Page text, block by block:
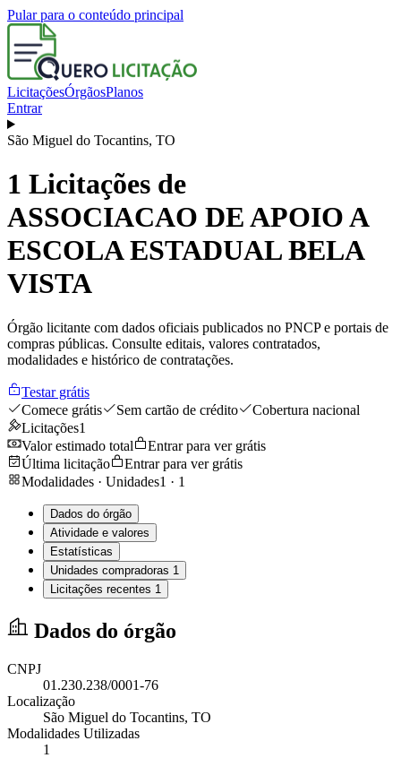
Pular para o conteúdo principal
LicitaçõesÓrgãosPlanos
Entrar
São Miguel do Tocantins, TO
1 Licitações de
ASSOCIACAO DE APOIO A
ESCOLA ESTADUAL BELA
VISTA
Órgão licitante com dados oficiais publicados no PNCP e portais de
compras públicas. Consulte editais, valores contratados,
modalidades e histórico de contratações.
Testar grátis
Comece grátis
Sem cartão de crédito
Cobertura nacional
Licitações1
Valor estimado total
Entrar para ver grátis
Última licitação
Entrar para ver grátis
Modalidades · Unidades1 · 1
Dados do órgão
Atividade e valores
Estatísticas
Unidades compradoras 1
Licitações recentes 1
Dados do órgão
CNPJ
01.230.238/0001-76
Localização
São Miguel do Tocantins, TO
Modalidades Utilizadas
1